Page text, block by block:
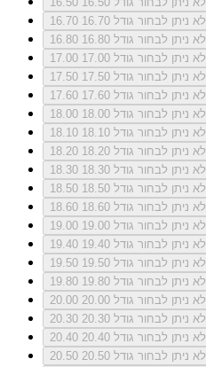
16.70
לא ניתן לבחור גודל 16.70
16.80
לא ניתן לבחור גודל 16.80
17.00
לא ניתן לבחור גודל 17.00
17.50
לא ניתן לבחור גודל 17.50
17.60
לא ניתן לבחור גודל 17.60
18.00
לא ניתן לבחור גודל 18.00
18.10
לא ניתן לבחור גודל 18.10
18.20
לא ניתן לבחור גודל 18.20
18.30
לא ניתן לבחור גודל 18.30
18.50
לא ניתן לבחור גודל 18.50
18.60
לא ניתן לבחור גודל 18.60
19.00
לא ניתן לבחור גודל 19.00
19.40
לא ניתן לבחור גודל 19.40
19.50
לא ניתן לבחור גודל 19.50
19.80
לא ניתן לבחור גודל 19.80
20.00
לא ניתן לבחור גודל 20.00
20.30
לא ניתן לבחור גודל 20.30
20.40
לא ניתן לבחור גודל 20.40
20.50
לא ניתן לבחור גודל 20.50